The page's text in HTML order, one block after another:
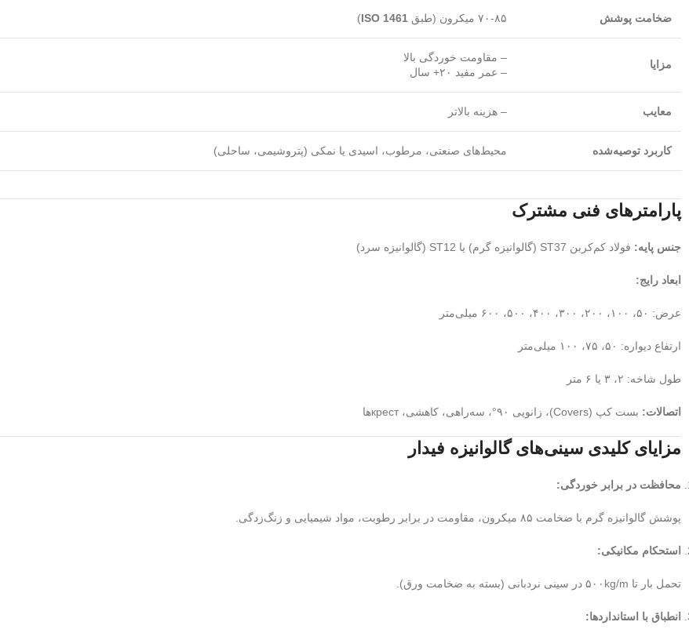
ضخامت پوشش ۷۰-۸۵ میکرون (طبق ISO 1461
)
مزایا
– مقاومت خوردگی بالا
– عمر مفید ۲۰+ سال
معایب – هزینه بالاتر
کاربرد توصیه‌شده محیط‌های صنعتی، مرطوب، اسیدی یا نمکی (پتروشیمی، ساحلی)
پارامترهای فنی مشترک
جنس پایه: فولاد کم‌کربن ST37 (گالوانیزه گرم) یا ST12 (گالوانیزه سرد)
ابعاد رایج:
عرض: ۵۰، ۱۰۰، ۲۰۰، ۳۰۰، ۴۰۰، ۵۰۰، ۶۰۰ میلی‌متر
ارتفاع دیواره: ۵۰، ۷۵، ۱۰۰ میلی‌متر
طول شاخه: ۲، ۳ یا ۶ متر
اتصالات: بست کپ (Covers)، زانویی ۹۰°، سه‌راهی، کاهشی، крест‌ها
مزایای کلیدی سینی‌های گالوانیزه فیدار
محافظت در برابر خوردگی:
پوشش گالوانیزه گرم با ضخامت ۸۵ میکرون، مقاومت در برابر رطوبت، مواد شیمیایی و زنگ‌زدگی.
استحکام مکانیکی:
تحمل بار تا ۵۰۰kg/m در سینی نردبانی (بسته به ضخامت ورق).
انطباق با استانداردها: